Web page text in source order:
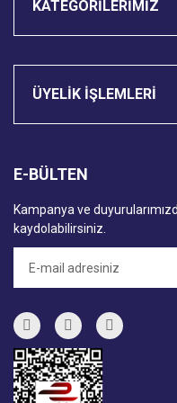
KATEGORİLERİMİZ
ÜYELİK İŞLEMLERİ
E-BÜLTEN
Kampanya ve
kaydolabilirsiniz.